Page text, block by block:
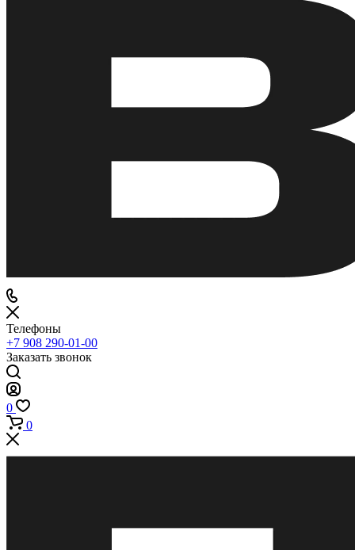
Телефоны
+7 908 290-01-00
Заказать звонок
0
0